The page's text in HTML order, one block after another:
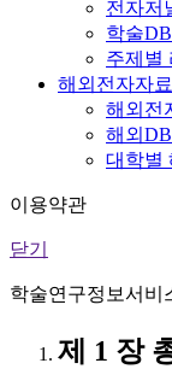
전자저
학술
주제별
해외전자자
해외전
해외
대학별
이용약관
닫기
학술연구정보서비
제 1 장